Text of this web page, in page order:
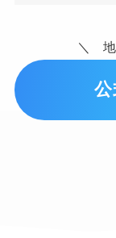
＼ 地